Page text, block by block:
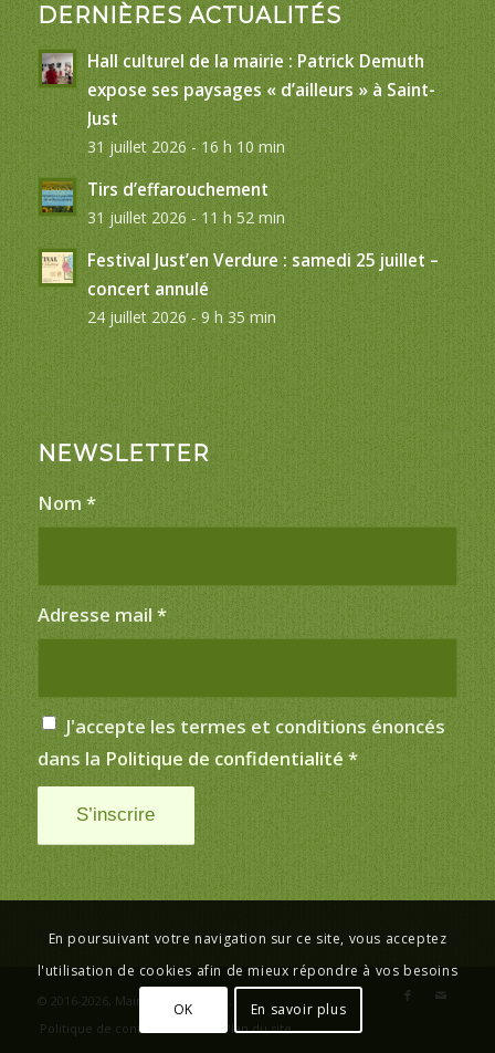
DERNIÈRES ACTUALITÉS
Hall culturel de la mairie : Patrick Demuth
expose ses paysages « d’ailleurs » à Saint-
Just
31 juillet 2026 - 16 h 10 min
Tirs d’effarouchement
31 juillet 2026 - 11 h 52 min
Festival Just’en Verdure : samedi 25 juillet –
concert annulé
24 juillet 2026 - 9 h 35 min
NEWSLETTER
Nom *
Adresse mail *
J'accepte les termes et conditions énoncés
dans la Politique de confidentialité *
© 2016-2026, Mairie de Saint-Just
Politique de confidentialité
Plan du site
En poursuivant votre navigation sur ce site, vous acceptez
l'utilisation de cookies afin de mieux répondre à vos besoins
OK En savoir plus